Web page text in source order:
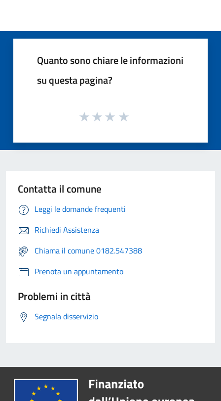
Quanto sono chiare le informazioni
su questa pagina?
Contatta il comune
Leggi le domande frequenti
Richiedi Assistenza
Chiama il comune 0182.547388
Prenota un appuntamento
Problemi in città
Segnala disservizio